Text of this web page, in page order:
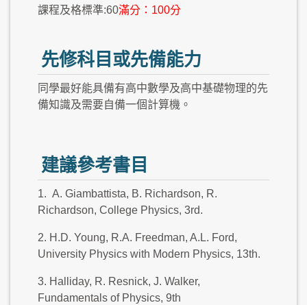
課程及格標準:60滿分：100分
先修科目或先備能力
同學最好能具備有高中數學及高中基礎物理的先
備知識及需要自備一個計算機。
建議參考書目
1. A. Giambattista, B. Richardson, R.
Richardson, College Physics, 3rd.
2. H.D. Young, R.A. Freedman, A.L. Ford,
University Physics with Modern Physics, 13th.
3. Halliday, R. Resnick, J. Walker,
Fundamentals of Physics, 9th